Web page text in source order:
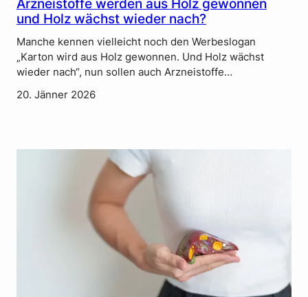
Arzneistoffe werden aus Holz gewonnen
und Holz wächst wieder nach?
Manche kennen vielleicht noch den Werbeslogan
„Karton wird aus Holz gewonnen. Und Holz wächst
wieder nach“, nun sollen auch Arzneistoffe…
20. Jänner 2026